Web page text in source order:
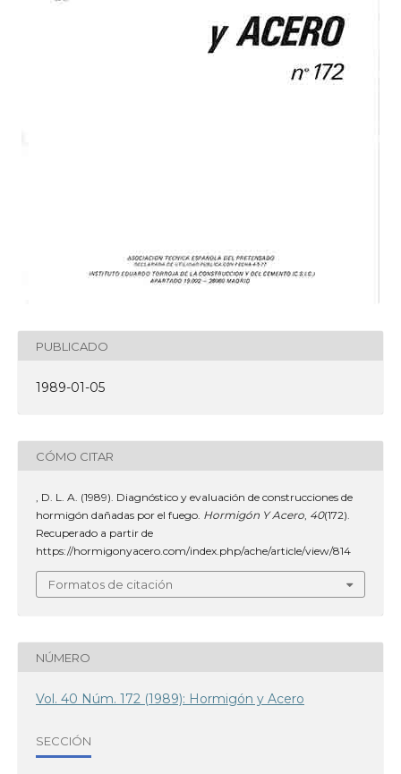
PUBLICADO
1989-01-05
CÓMO CITAR
, D. L. A. (1989). Diagnóstico y evaluación de construcciones de
hormigón dañadas por el fuego. Hormigón Y Acero, 40(172).
Recuperado a partir de
https://hormigonyacero.com/index.php/ache/article/view/814
Formatos de citación
NÚMERO
Vol. 40 Núm. 172 (1989): Hormigón y Acero
SECCIÓN